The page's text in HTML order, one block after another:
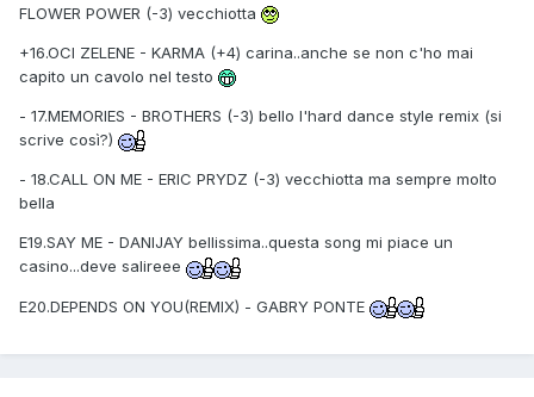
FLOWER POWER (-3) vecchiotta
+16.OCI ZELENE - KARMA (+4) carina..anche se non c'ho mai
capito un cavolo nel testo
- 17.MEMORIES - BROTHERS (-3) bello l'hard dance style remix (si
scrive così?)
- 18.CALL ON ME - ERIC PRYDZ (-3) vecchiotta ma sempre molto
bella
E19.SAY ME - DANIJAY bellissima..questa song mi piace un
casino...deve salireee
E20.DEPENDS ON YOU(REMIX) - GABRY PONTE